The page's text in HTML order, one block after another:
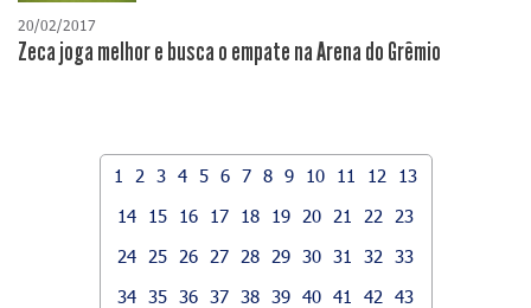
20/02/2017
Zeca joga melhor e busca o empate na Arena do Grêmio
1 2 3 4 5 6 7 8 9 10 11 12
13
14
15 16 17 18 19 20 21 22
23
24
25 26 27 28 29 30 31 32
33
34 35 36 37 38 39 40 41 42
43